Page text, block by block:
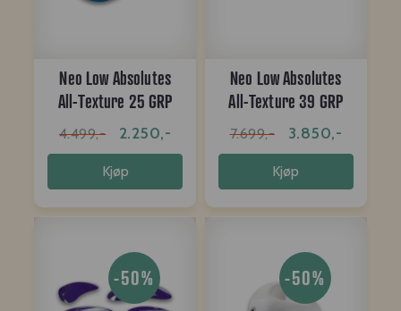
Neo Low Absolutes
All-Texture 25 GRP
4.499,- 2.250,-
Kjøp
Neo Low Absolutes
All-Texture 39 GRP
7.699,- 3.850,-
Kjøp
-50% -50%